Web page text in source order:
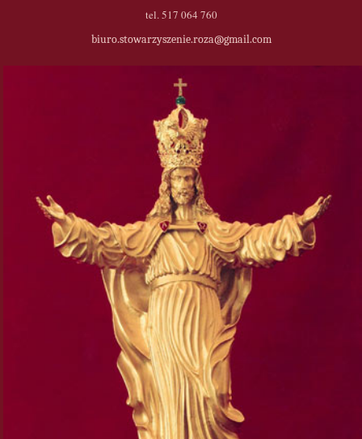
tel. 517 064 760
biuro.stowarzyszenie.roza@gmail.com